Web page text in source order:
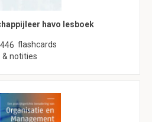
havo lesboek
flashcards
& notities